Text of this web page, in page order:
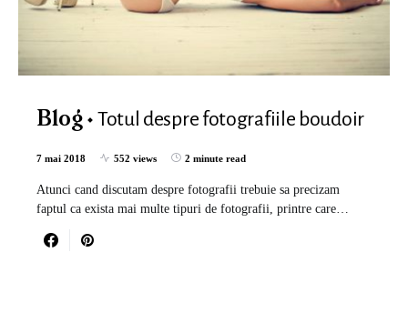
Blog Totul despre fotografiile boudoir
7 mai 2018 552 views 2 minute read
Atunci cand discutam despre fotografii trebuie sa precizam
faptul ca exista mai multe tipuri de fotografii, printre care…